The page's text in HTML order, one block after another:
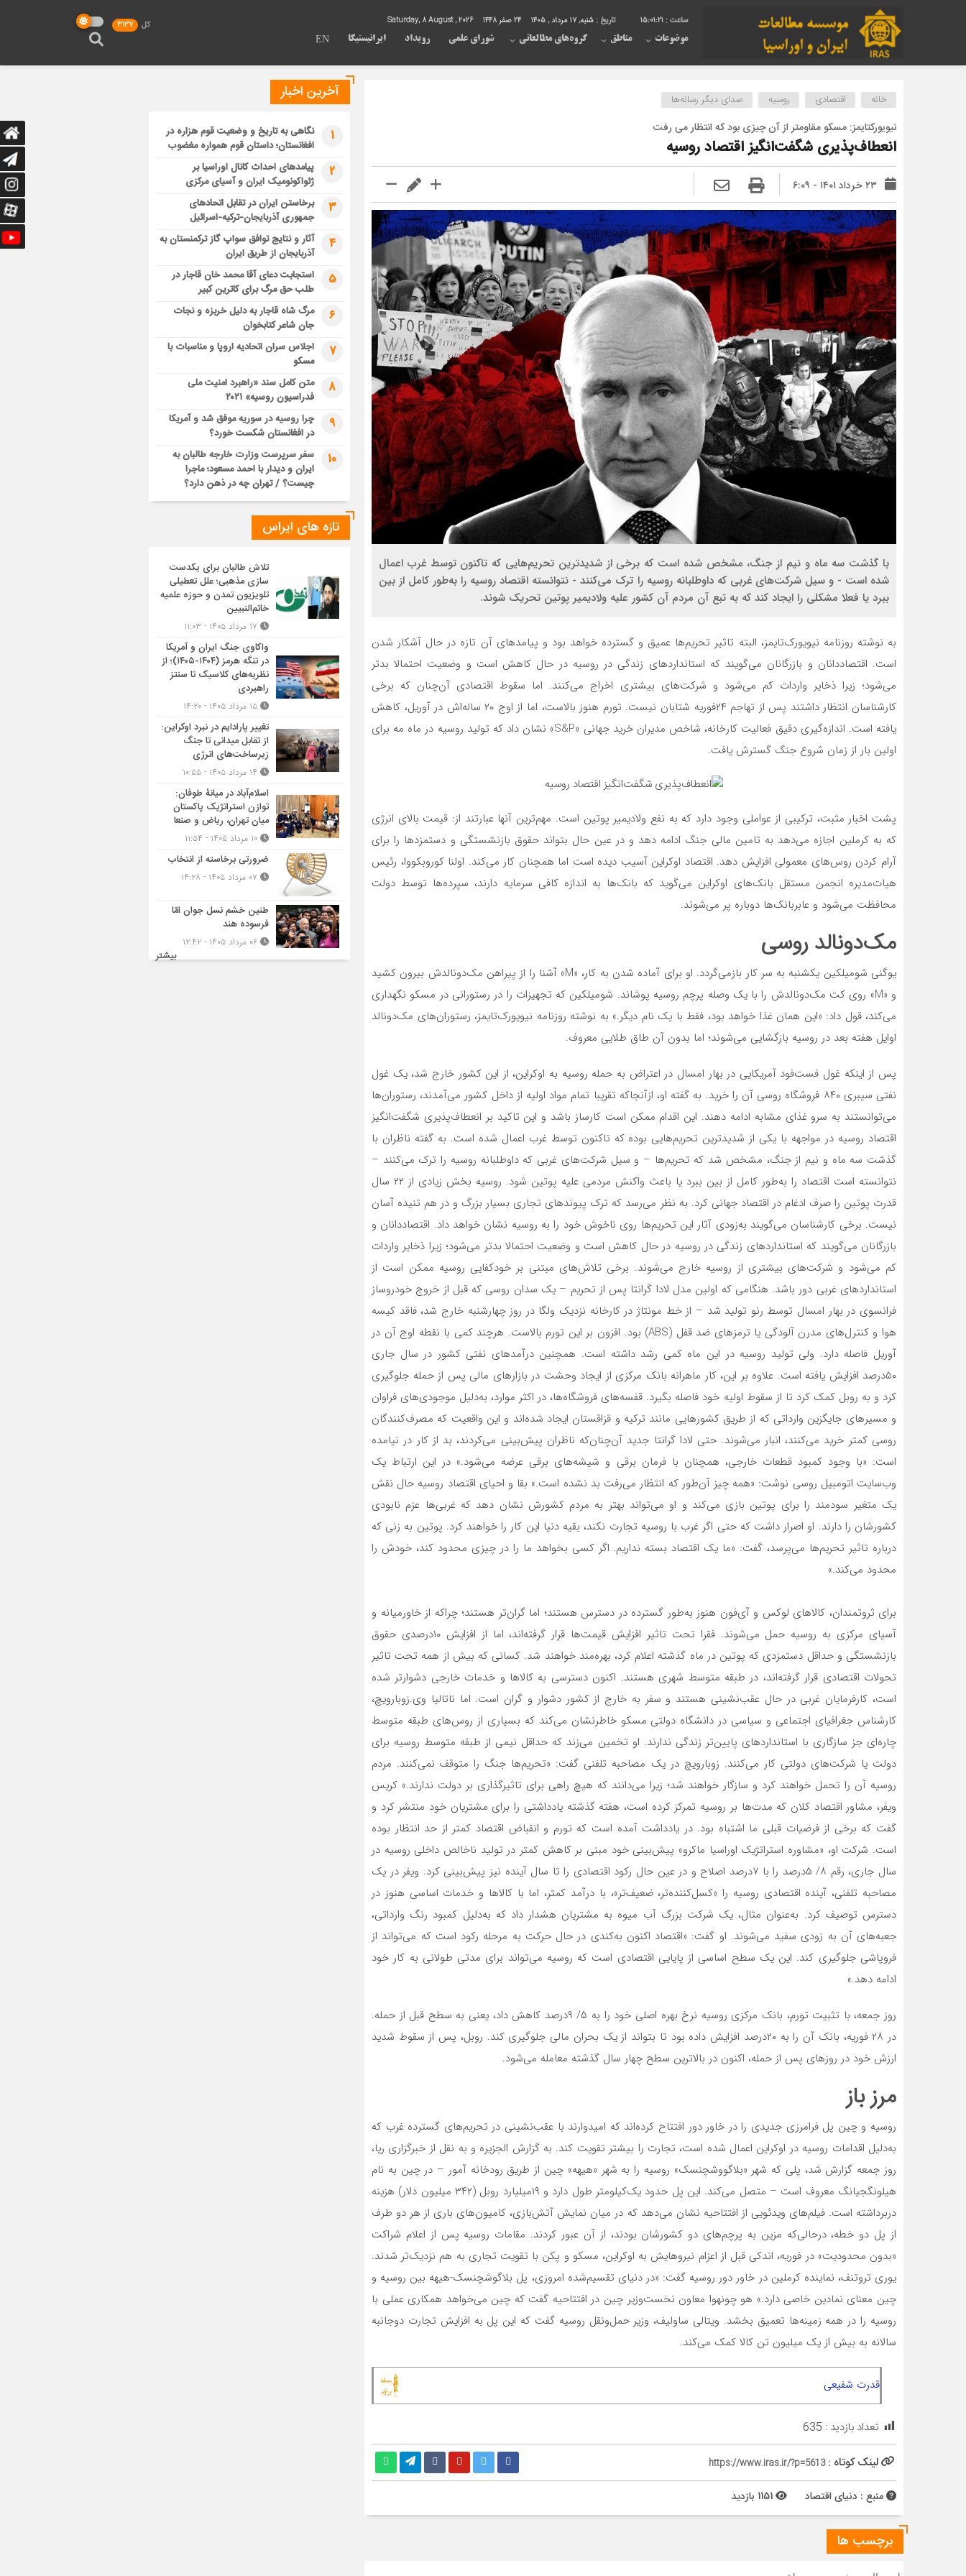
15:01:22 تاریخ : شنبه, ۱۷ مرداد , ۱۴۰۵ 24 صفر 1448
موضوعات مناطق گروه‌های مطالعاتی شورای علمی رویداد ایرانیستیکا EN
کل 3137
خانه اقتصادی روسیه صدای دیگر رسانه‌ها
نیویورک‏تایمز: مسکو مقاوم‏تر از آن چیزی بود که انتظار می رفت
انعطاف‌‌پذیری شگفت‌انگیز اقتصاد روسیه
۲۳ خرداد ۱۴۰۱ - ۶:۰۹
با گذشت سه ماه و نیم از جنگ، مشخص شده است که برخی از شدیدترین تحریم‌‌هایی که تاکنون توسط غرب اعمال
شده است - و سیل شرکت‌های غربی که داوطلبانه روسیه را ترک می‌کنند - نتوانسته اقتصاد روسیه را به‌طور کامل از بین
ببرد یا فعلا مشکلی را ایجاد کند که به تبع آن مردم آن کشور علیه ولادیمیر پوتین تحریک شوند.
به نوشته روزنامه نیویورک‌‌تایمز، البته تاثیر تحریم‌‌ها عمیق و گسترده خواهد بود و پیامدهای آن تازه در حال آشکار شدن
است. اقتصاددانان و بازرگانان می‌گویند که استانداردهای زندگی در روسیه در حال کاهش است و وضعیت احتمالا بدتر
می‌شود؛ زیرا ذخایر واردات کم می‌شود و شرکت‌های بیشتری اخراج می‌کنند. اما سقوط اقتصادی آن‌چنان که برخی
کارشناسان انتظار داشتند پس از تهاجم ۲۴فوریه شتابان نیست. تورم هنوز بالاست، اما از اوج ۲۰ ساله‌اش در آوریل، کاهش
یافته است. اندازه‌گیری دقیق فعالیت کارخانه، شاخص مدیران خرید جهانی «S&P» نشان داد که تولید روسیه در ماه مه برای
اولین بار از زمان شروع جنگ گسترش یافت.
پشت اخبار مثبت، ترکیبی از عواملی وجود دارد که به نفع ولادیمیر پوتین است. مهم‌ترین آنها عبارتند از: قیمت بالای انرژی
که به کرملین اجازه می‌‌دهد به تامین مالی جنگ ادامه دهد و در عین حال بتواند حقوق بازنشستگی و دستمزدها را برای
آرام کردن روس‌‌های معمولی افزایش دهد. اقتصاد اوکراین آسیب دیده است اما همچنان کار می‌‌کند. اولنا کوروبکووا، رئیس
هیات‌مدیره انجمن مستقل بانک‌های اوکراین می‌‌گوید که بانک‌‌ها به اندازه کافی سرمایه دارند، سپرده‌ها توسط دولت
محافظت می‌شود و عابربانک‌‌ها دوباره پر می‌‌شوند.
مک‌‌دونالد روسی
یوگنی شومیلکین یکشنبه به سر کار بازمی‌‌گردد. او برای آماده شدن به کار، «M» آشنا را از پیراهن مک‌‌دونالدش بیرون کشید
و «M» روی کت مک‌‌دونالدش را با یک وصله پرچم روسیه پوشاند. شومیلکین که تجهیزات را در رستورانی در مسکو نگهداری
می‌‌کند، قول داد: «این همان غذا خواهد بود، فقط با یک نام دیگر.» به نوشته روزنامه نیویورک‌‌تایمز، رستوران‌‌های مک‌‌دونالد
اوایل هفته بعد در روسیه بازگشایی می‌‌شوند؛ اما بدون آن طاق طلایی معروف.
پس از اینکه غول فست‌‌فود آمریکایی در بهار امسال در اعتراض به حمله روسیه به اوکراین، از این کشور خارج شد، یک غول
نفتی سیبری ۸۴۰ فروشگاه روسی آن را خرید. به گفته او، ازآنجاکه تقریبا تمام مواد اولیه از داخل کشور می‌‌آمدند، رستوران‌‌ها
می‌‌توانستند به سرو غذای مشابه ادامه دهند. این اقدام ممکن است کارساز باشد و این تاکید بر انعطاف‌‌پذیری شگفت‌انگیز
اقتصاد روسیه در مواجهه با یکی از شدیدترین تحریم‌‌هایی بوده که تاکنون توسط غرب اعمال شده است. به گفته ناظران با
گذشت سه ماه و نیم از جنگ، مشخص شد که تحریم‌‌ها – و سیل شرکت‌های غربی که داوطلبانه روسیه را ترک می‌‌کنند –
نتوانسته است اقتصاد را به‌طور کامل از بین ببرد یا باعث واکنش مردمی علیه پوتین شود. روسیه بخش زیادی از ۲۲ سال
قدرت پوتین را صرف ادغام در اقتصاد جهانی کرد. به نظر می‌‌رسد که ترک پیوندهای تجاری بسیار بزرگ و در هم تنیده آسان
نیست. برخی کارشناسان می‌گویند به‌‌زودی آثار این تحریم‌‌ها روی ناخوش خود را به روسیه نشان خواهد داد. اقتصاددانان و
بازرگانان می‌گویند که استانداردهای زندگی در روسیه در حال کاهش است و وضعیت احتمالا بدتر می‌‌شود؛ زیرا ذخایر واردات
کم می‌‌شود و شرکت‌های بیشتری از روسیه خارج می‌‌شوند. برخی تلاش‌‌های مبتنی بر خودکفایی روسیه ممکن است از
استانداردهای غربی دور باشد. هنگامی که اولین مدل لادا گرانتا پس از تحریم – یک سدان روسی که قبل از خروج خودروساز
فرانسوی در بهار امسال توسط رنو تولید شد – از خط مونتاژ در کارخانه نزدیک ولگا در روز چهارشنبه خارج شد، فاقد کیسه
هوا و کنترل‌‌های مدرن آلودگی یا ترمزهای ضد قفل (ABS) بود. افزون بر این تورم بالاست. هرچند کمی با نقطه اوج آن در
آوریل فاصله دارد. ولی تولید روسیه در این ماه کمی رشد داشته است. همچنین درآمدهای نفتی کشور در سال جاری
۵۰درصد افزایش یافته است. علاوه بر این، کار ماهرانه بانک مرکزی از ایجاد وحشت در بازارهای مالی پس از حمله جلوگیری
کرد و به روبل کمک کرد تا از سقوط اولیه خود فاصله بگیرد. قفسه‌های فروشگاه‌ها، در اکثر موارد، به‌دلیل موجودی‌‌های فراوان
و مسیرهای جایگزین وارداتی که از طریق کشورهایی مانند ترکیه و قزاقستان ایجاد شده‌‌اند و این واقعیت که مصرف‌‌کنندگان
روسی کمتر خرید می‌‌کنند، انبار می‌‌شوند. حتی لادا گرانتا جدید آن‌چنان‌که ناظران پیش‌‌بینی می‌‌کردند، بد از کار در نیامده
است: «با وجود کمبود قطعات خارجی، همچنان با فرمان برقی و شیشه‌های برقی عرضه می‌‌شود.» در این ارتباط یک
وب‌سایت اتومبیل روسی نوشت: «همه چیز آن‌طور که انتظار می‌‌رفت بد نشده است.» بقا و احیای اقتصاد روسیه حال نقش
یک متغیر سودمند را برای پوتین بازی می‌‌کند و او می‌‌تواند بهتر به مردم کشورش نشان دهد که غربی‌‌ها عزم نابودی
کشورشان را دارند. او اصرار داشت که حتی اگر غرب با روسیه تجارت نکند، بقیه دنیا این کار را خواهند کرد. پوتین به زنی که
درباره تاثیر تحریم‌‌ها می‌پرسد، گفت: «ما یک اقتصاد بسته نداریم. اگر کسی بخواهد ما را در چیزی محدود کند، خودش را
محدود می‌کند.»
برای ثروتمندان، کالاهای لوکس و آی‌فون هنوز به‌طور گسترده در دسترس هستند؛ اما گران‌تر هستند؛ چراکه از خاورمیانه و
آسیای مرکزی به روسیه حمل می‌‌شوند. فقرا تحت تاثیر افزایش قیمت‌‌ها قرار گرفته‌‌اند، اما از افزایش ۱۰درصدی حقوق
بازنشستگی و حداقل دستمزدی که پوتین در ماه گذشته اعلام کرد، بهره‌‌مند خواهند شد. کسانی که بیش از همه تحت تاثیر
تحولات اقتصادی قرار گرفته‌‌اند، در طبقه متوسط شهری هستند. اکنون دسترسی به کالاها و خدمات خارجی دشوارتر شده
است، کارفرمایان غربی در حال عقب‌‌نشینی هستند و سفر به خارج از کشور دشوار و گران است. اما ناتالیا وی.‌زوبارویچ،
کارشناس جغرافیای اجتماعی و سیاسی در دانشگاه دولتی مسکو خاطرنشان می‌‌کند که بسیاری از روس‌‌های طبقه متوسط
چاره‌‌ای جز سازگاری با استانداردهای پایین‌‌تر زندگی ندارند. او تخمین می‌‌زند که حداقل نیمی از طبقه متوسط روسیه برای
دولت یا شرکت‌های دولتی کار می‌‌کنند. زوبارویچ در یک مصاحبه تلفنی گفت: «تحریم‌‌ها جنگ را متوقف نمی‌‌کنند. مردم
روسیه آن را تحمل خواهند کرد و سازگار خواهند شد؛ زیرا می‌‌دانند که هیچ راهی برای تاثیرگذاری بر دولت ندارند.» کریس
ویفر، مشاور اقتصاد کلان که مدت‌ها بر روسیه تمرکز کرده است، هفته گذشته یادداشتی را برای مشتریان خود منتشر کرد و
گفت که برخی از فرضیات قبلی ما اشتباه بود. در یادداشت آمده است که تورم و انقباض اقتصاد کمتر از حد انتظار بوده
است. شرکت او، «مشاوره استراتژیک اوراسیا ماکرو» پیش‌‌بینی خود مبنی بر کاهش کمتر در تولید ناخالص داخلی روسیه در
سال جاری، رقم ۸/ ۵درصد را با ۷درصد اصلاح و در عین حال رکود اقتصادی را تا سال آینده نیز پیش‌‌بینی کرد. ویفر در یک
مصاحبه تلفنی، آینده اقتصادی روسیه را «کسل‌‌کننده‌‌تر، ضعیف‌‌تر»، با درآمد کمتر، اما با کالاها و خدمات اساسی هنوز در
دسترس توصیف کرد. به‌عنوان مثال، یک شرکت بزرگ آب میوه به مشتریان هشدار داد که به‌دلیل کمبود رنگ وارداتی،
جعبه‌های آن به زودی سفید می‌‌شوند. او گفت: «اقتصاد اکنون به‌‌کندی در حال حرکت به مرحله رکود است که می‌تواند از
فروپاشی جلوگیری کند. این یک سطح اساسی از پایایی اقتصادی است که روسیه می‌‌تواند برای مدتی طولانی به کار خود
ادامه دهد.»
روز جمعه، با تثبیت تورم، بانک مرکزی روسیه نرخ بهره اصلی خود را به ۵/ ۹درصد کاهش داد، یعنی به سطح قبل از حمله.
در ۲۸ فوریه، بانک آن را به ۲۰درصد افزایش داده بود تا بتواند از یک بحران مالی جلوگیری کند. روبل، پس از سقوط شدید
ارزش خود در روزهای پس از حمله، اکنون در بالاترین سطح چهار سال گذشته معامله می‌‌شود.
مرز باز
روسیه و چین پل فرامرزی جدیدی را در خاور دور افتتاح کرده‌‌اند که امیدوارند با عقب‌‌نشینی در تحریم‌‌های گسترده غرب که
به‌دلیل اقدامات روسیه در اوکراین اعمال شده است، تجارت را بیشتر تقویت کند. به گزارش الجزیره و به نقل از خبرگزاری ریا،
روز جمعه گزارش شد، پلی که شهر «بلاگووشچنسک» روسیه را به شهر «هیهه» چین از طریق رودخانه آمور – در چین به نام
هیلونگجیانگ معروف است – متصل می‌‌کند. این پل حدود یک‌کیلومتر طول دارد و ۱۹میلیارد روبل (۳۴۲ میلیون دلار) هزینه
دربرداشته است. فیلم‌‌های ویدئویی از افتتاحیه نشان می‌‌دهد که در میان نمایش آتش‌‌بازی، کامیون‌‌های باری از هر دو طرف
از پل دو خطه، درحالی‌که مزین به پرچم‌‌های دو کشورشان بودند، از آن عبور کردند. مقامات روسیه پس از اعلام شراکت
«بدون محدودیت» در فوریه، اندکی قبل از اعزام نیروهایش به اوکراین، مسکو و پکن با تقویت تجاری به هم نزدیک‌تر شدند.
یوری تروتنف، نماینده کرملین در خاور دور روسیه گفت: «در دنیای تقسیم‌شده امروزی، پل بلاگوشچنسک-هیهه بین روسیه و
چین معنای نمادین خاصی دارد.» هو چونهوا معاون نخست‌‌وزیر چین در افتتاحیه گفت که چین می‌خواهد همکاری عملی با
روسیه را در همه زمینه‌ها تعمیق بخشد. ویتالی ساولیف، وزیر حمل‌ونقل روسیه گفت که این پل به افزایش تجارت دوجانبه
سالانه به بیش از یک میلیون تن کالا کمک می‌کند.
قدرت شفیعی
تعداد بازدید : 635
لینک کوتاه :https://www.iras.ir/?p=5613
منبع : دنیای اقتصاد
برچسب ها
آخرین اخبار
1
نگاهی به تاریخ و وضعیت قوم هزاره در
افغانستان؛ داستان قوم همواره مغضوب
2
پیامدهای احداث کانال اوراسیا بر
ژئواکونومیک ایران و آسیای مرکزی
3
برخاستن ایران در تقابل اتحادهای
جمهوری آذربایجان-ترکیه-اسرائیل
4
آثار و نتایج توافق سواپ گاز ترکمنستان به
آذربایجان از طریق ایران
5
استجابت دعای آقا محمد خان قاجار در
طلب حق مرگ برای کاترین کبیر
6
مرگ شاه قاجار به دلیل خربزه و نجات
جان شاعر کتابخوان
7
اجلاس سران اتحادیه اروپا و مناسبات با
مسکو
8
متن کامل سند «راهبرد امنیت ملی
فدراسیون روسیه» ۲۰۲۱
9
چرا روسیه در سوریه موفق شد و آمریکا
در افغانستان شکست خورد؟
10
سفر سرپرست وزارت خارجه طالبان به
ایران و دیدار با احمد مسعود؛ ماجرا
چیست؟ / تهران چه در ذهن دارد؟
تازه های ایراس
تلاش طالبان برای یکدست
سازی مذهبی؛ علل تعطیلی
تلویزیون تمدن و حوزه علمیه
خاتم‌النبیین
واکاوی جنگ ایران و آمریکا
در تنگه هرمز (۱۴۰۴-۱۴۰۵)؛ از
نظریه‌های کلاسیک تا سنتز
راهبردی
تغییر پارادایم در نبرد اوکراین:
از تقابل میدانی تا جنگ
زیرساخت‌های انرژی
اسلام‌آباد در میانۀ طوفان:
توازن استراتژیک پاکستان
میان تهران، ریاض و صنعا
ضرورتی برخاسته از انتخاب
طنین خشم نسل جوان امّا
فرسوده هند
بیشتر